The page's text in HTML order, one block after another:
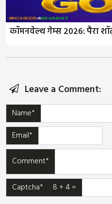
कॉमनवेल्थ गेम्स 2026: पैरा
Leave a Comment:
Name*
Email*
Comment*
Captcha* 8 + 4 =